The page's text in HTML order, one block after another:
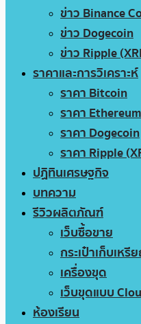
ข่าว Binance
ข่าว Dogecoin
ข่าว Ripple
ราคาและการวิเคราะห์
ราคา Bitcoin
ราคา Ethereum
ราคา Dogecoin
ราคา Ripple
ปฏิทินเศรษฐกิจ
บทความ
รีวิวผลิตภัณฑ์
เว็บซื้อขาย
กระเป๋าเก็บเหรี
เครื่องขุด
เว็บขุดแบบ
ห้องเรียน